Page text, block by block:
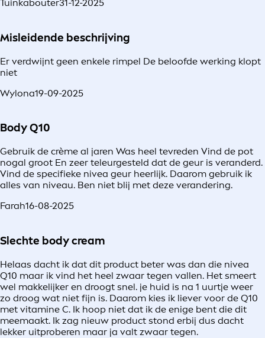
Tuinkabouter31-12-2025
Misleidende beschrijving
Er verdwijnt geen enkele rimpel De beloofde werking klopt
niet
Wylona19-09-2025
Body Q10
Gebruik de crème al jaren Was heel tevreden Vind de pot
nogal groot En zeer teleurgesteld dat de geur is veranderd.
Vind de specifieke nivea geur heerlijk. Daarom gebruik ik
alles van niveau. Ben niet blij met deze verandering.
Farah16-08-2025
Slechte body cream
Helaas dacht ik dat dit product beter was dan die nivea
Q10 maar ik vind het heel zwaar tegen vallen. Het smeert
wel makkelijker en droogt snel. je huid is na 1 uurtje weer
zo droog wat niet fijn is. Daarom kies ik liever voor de Q10
met vitamine C. Ik hoop niet dat ik de enige bent die dit
meemaakt. Ik zag nieuw product stond erbij dus dacht
lekker uitproberen maar ja valt zwaar tegen.